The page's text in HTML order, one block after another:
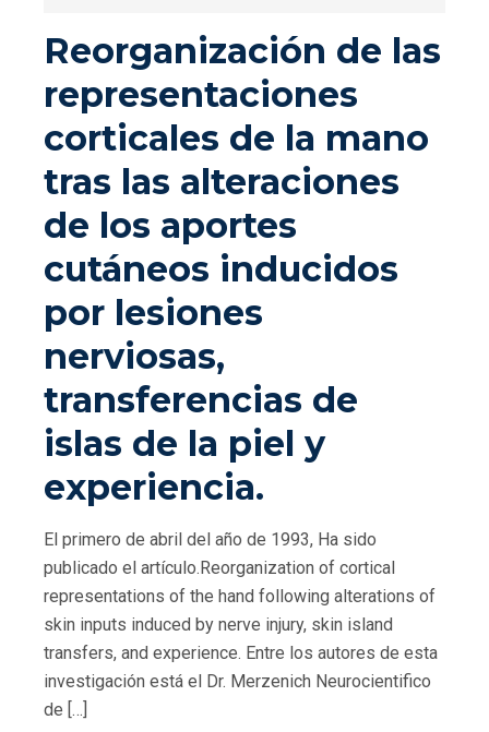
Reorganización de las
representaciones
corticales de la mano
tras las alteraciones
de los aportes
cutáneos inducidos
por lesiones
nerviosas,
transferencias de
islas de la piel y
experiencia.
El primero de abril del año de 1993, Ha sido
publicado el artículo.Reorganization of cortical
representations of the hand following alterations of
skin inputs induced by nerve injury, skin island
transfers, and experience. Entre los autores de esta
investigación está el Dr. Merzenich Neurocientifico
de […]